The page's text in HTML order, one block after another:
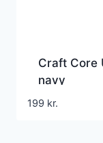
Craft Core
navy
199 kr.